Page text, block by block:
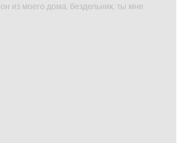
из моего дома, бездельник, ты мне